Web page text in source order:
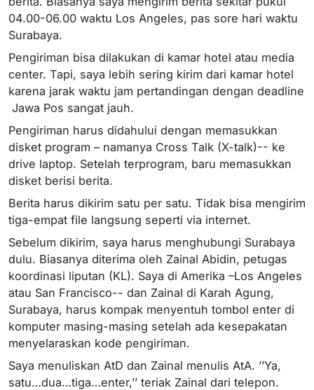
04.00-06.00 waktu Los Angeles, pas sore hari waktu
Surabaya.
Pengiriman bisa dilakukan di kamar hotel atau media
center. Tapi, saya lebih sering kirim dari kamar hotel
karena jarak waktu jam pertandingan dengan deadline
Jawa Pos sangat jauh.
Pengiriman harus didahului dengan memasukkan
disket program – namanya Cross Talk (X-talk)-- ke
drive laptop. Setelah terprogram, baru memasukkan
disket berisi berita.
Berita harus dikirim satu per satu. Tidak bisa mengirim
tiga-empat file langsung seperti via internet.
Sebelum dikirim, saya harus menghubungi Surabaya
dulu. Biasanya diterima oleh Zainal Abidin, petugas
koordinasi liputan (KL). Saya di Amerika –Los Angeles
atau San Francisco-- dan Zainal di Karah Agung,
Surabaya, harus kompak menyentuh tombol enter di
komputer masing-masing setelah ada kesepakatan
menyelaraskan kode pengiriman.
Saya menuliskan AtD dan Zainal menulis AtA. ’’Ya,
satu…dua…tiga…enter,’’ teriak Zainal dari telepon.